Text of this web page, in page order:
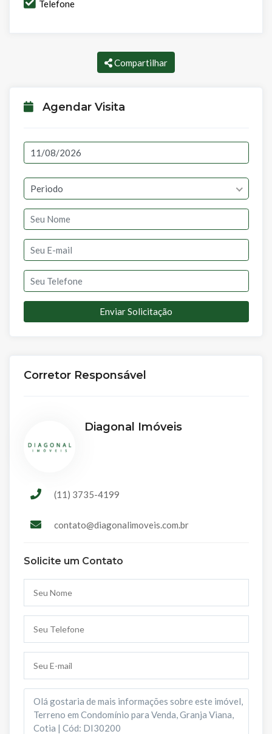
Telefone
Compartilhar
Agendar Visita
Periodo
Enviar Solicitação
Corretor Responsável
Diagonal Imóveis
(11) 3735-4199
contato@diagonalimoveis.com.br
Solicite um Contato